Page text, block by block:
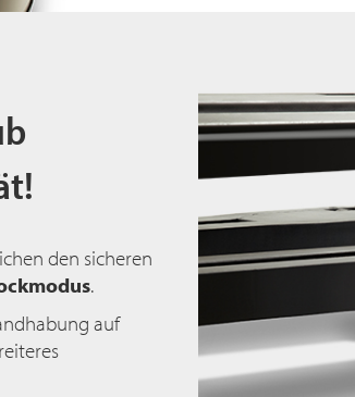
den sicheren
.
auf